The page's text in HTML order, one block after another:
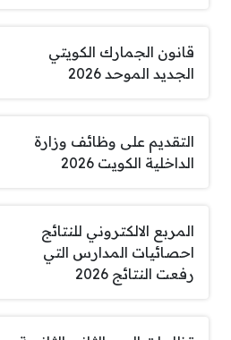
قانون الجمارك الكويتي
الجديد الموحد 2026
التقديم على وظائف وزارة
الداخلية الكويت 2026
المربع الالكتروني للنتائج
احصائيات المدارس التي
رفعت النتائج 2026